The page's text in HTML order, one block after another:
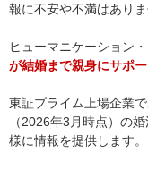
報に不安や不満はあり
ヒューマニケーション
が結婚まで親身にサポー
東証プライム上場企業
（2026年3月時点）の
様に情報を提供します。